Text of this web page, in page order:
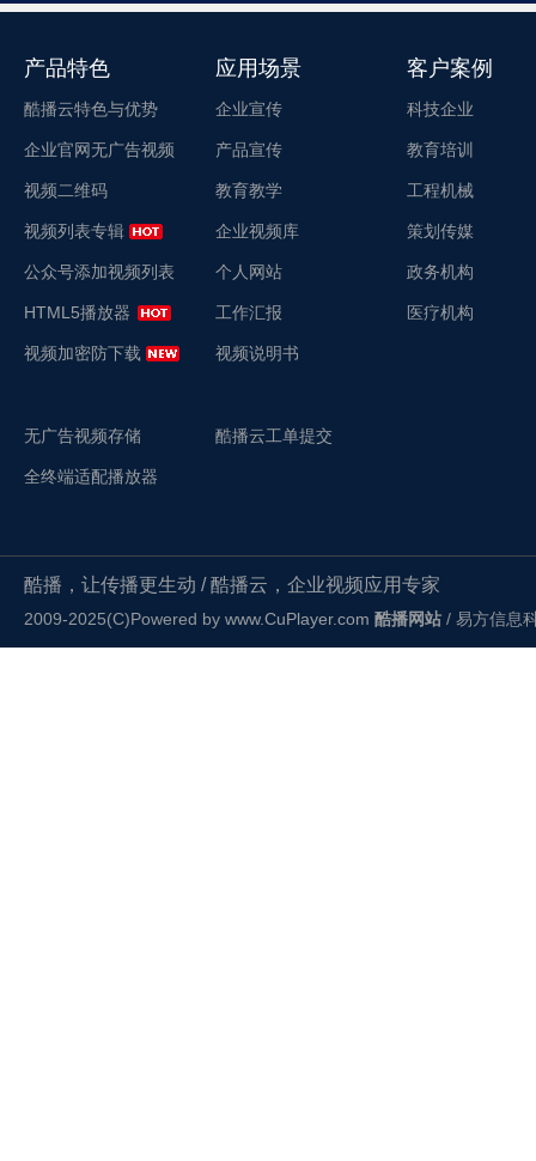
产品特色
酷播云特色与优势
企业官网无广告视频
视频二维码
视频列表专辑
公众号添加视频列表
HTML5播放器
视频加密防下载
无广告视频存储
全终端适配播放器
应用场景
企业宣传
产品宣传
教育教学
企业视频库
个人网站
工作汇报
视频说明书
酷播云工单提交
客户案例
科技企业
教育培训
工程机械
策划传媒
政务机构
医疗机构
酷播，让传播更生动 / 酷播云，企业视频应用专家
2009-2025(C)Powered by www.CuPlayer.com 酷播网站 / 易方信息